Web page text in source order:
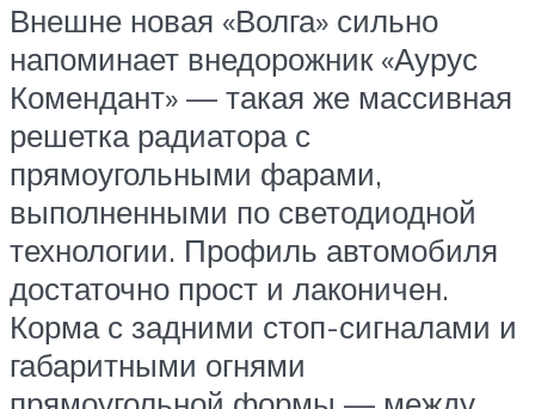
Внешне новая «Волга» сильно
напоминает внедорожник «Аурус
Комендант» — такая же массивная
решетка радиатора с
прямоугольными фарами,
выполненными по светодиодной
технологии. Профиль автомобиля
достаточно прост и лаконичен.
Корма с задними стоп-сигналами и
габаритными огнями